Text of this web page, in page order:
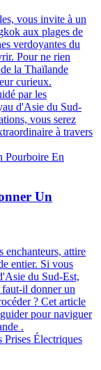
vous invite à un
aux plages de
verdoyantes du
Pour ne rien
la Thaïlande
curieux.
par les
d'Asie du Sud-
vous serez
à travers
Un
enchanteurs, attire
entier. Si vous
du Sud-Est,
faut-il donner un
? Cet article
pour naviguer
.